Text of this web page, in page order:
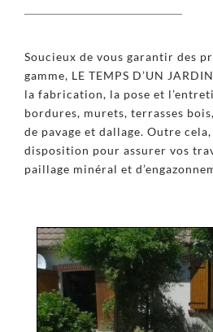
Soucieux de vous garantir des
gamme, LE TEMPS D’UN
la fabrication, la pose et
bordures, murets, terrasses
de pavage et dallage. Outre
disposition pour assurer vos
paillage minéral et